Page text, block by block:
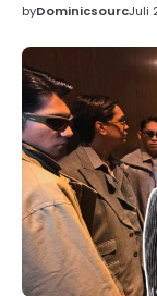
byDominicsourcJuli